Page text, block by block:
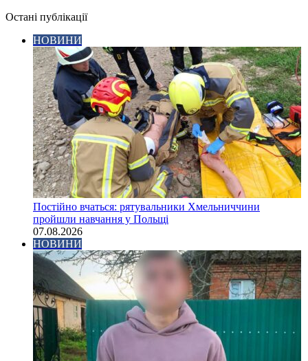
Остані публікації
НОВИНИ
Постійно вчаться: рятувальники Хмельниччини
пройшли навчання у Польщі
07.08.2026
НОВИНИ